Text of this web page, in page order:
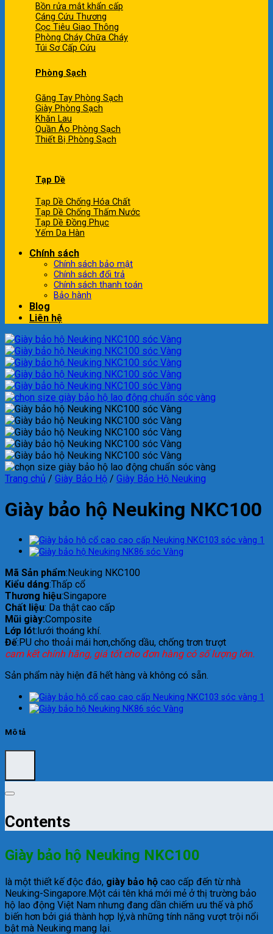
Bồn rửa mắt khẩn cấp
Cáng Cứu Thương
Cọc Tiêu Giao Thông
Phòng Cháy Chữa Cháy
Túi Sơ Cấp Cứu
Phòng Sạch
Găng Tay Phòng Sạch
Giày Phòng Sạch
Khăn Lau
Quần Áo Phòng Sạch
Thiết Bị Phòng Sạch
Tạp Dề
Tạp Dề Chống Hóa Chất
Tạp Dề Chống Thấm Nước
Tạp Dề Đồng Phục
Yếm Da Hàn
Chính sách
Chính sách bảo mật
Chính sách đổi trả
Chính sách thanh toán
Bảo hành
Blog
Liên hệ
Trang chủ / Giày Bảo Hộ / Giày Bảo Hộ Neuking
Giày bảo hộ Neuking NKC100
Mã Sản phẩm:Neuking NKC100
Kiểu dáng:Thấp cổ
Thương hiệu:Singapore
Chất liệu: Da thật cao cấp
Mũi giày:Composite
Lớp lót:lưới thoáng khí.
Đế:PU cho thoải mái hơn,chống dầu, chống trơn trượt
cam kết chính hãng, giá tốt cho đơn hàng có số lượng lớn.
Sản phẩm này hiện đã hết hàng và không có sẵn.
Mô tả
Contents
Giày bảo hộ Neuking NKC100
là một thiết kế độc đáo, giày bảo hộ cao cấp đến từ nhà
Neuking-Singapore.Một cái tên khá mới mẻ ở thị trường bảo
hộ lao động Việt Nam nhưng đang dần chiếm ưu thế và phổ
biến hơn bởi giá thành hợp lý,và những tính năng vượt trội nổi
bật mà Neuking mang lại.